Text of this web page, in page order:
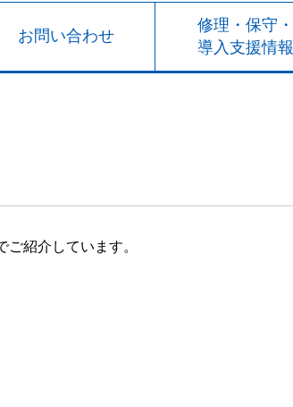
お問い合わせ
修理・保守・
導入支援情報
紹介しています。